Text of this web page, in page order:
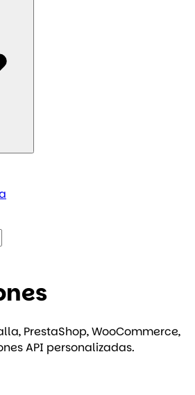
PrestaShop, WooCommerce,
API personalizadas.